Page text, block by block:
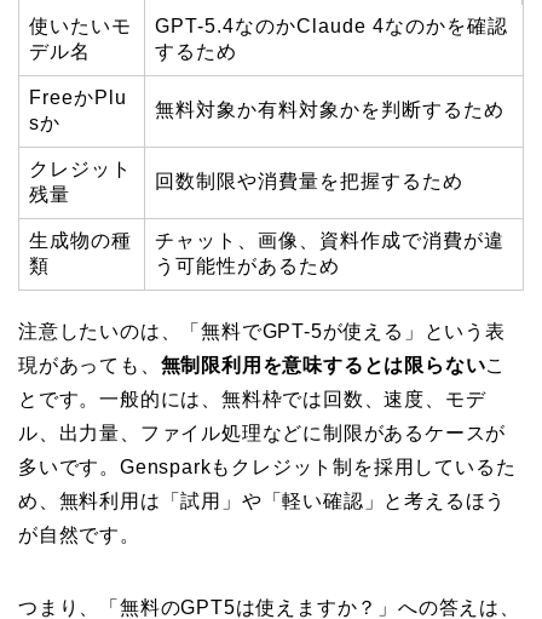
使いたいモ
デル名
GPT-5.4なのかClaude 4なのかを確認
するため
FreeかPlu
sか
無料対象か有料対象かを判断するため
クレジット
残量
回数制限や消費量を把握するため
生成物の種
類
チャット、画像、資料作成で消費が違
う可能性があるため
注意したいのは、「無料でGPT-5が使える」という表
現があっても、 無制限利用を意味するとは限らないこ
とです。一般的には、無料枠では回数、速度、モデ
ル、出力量、ファイル処理などに制限があるケースが
多いです。Gensparkもクレジット制を採用しているた
め、無料利用は「試用」や「軽い確認」と考えるほう
が自然です。
つまり、「無料のGPT5は使えますか？」への答えは、